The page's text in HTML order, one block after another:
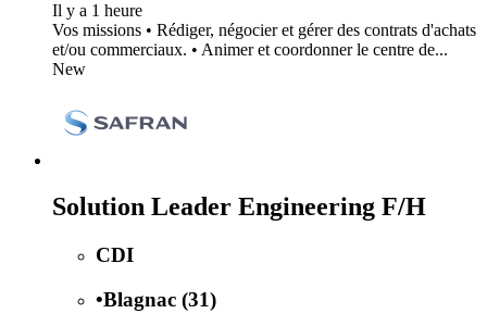
Il y a 1 heure
Vos missions • Rédiger, négocier et gérer des contrats d'achats
et/ou commerciaux. • Animer et coordonner le centre de...
New
Solution Leader Engineering F/H
CDI
•Blagnac (31)